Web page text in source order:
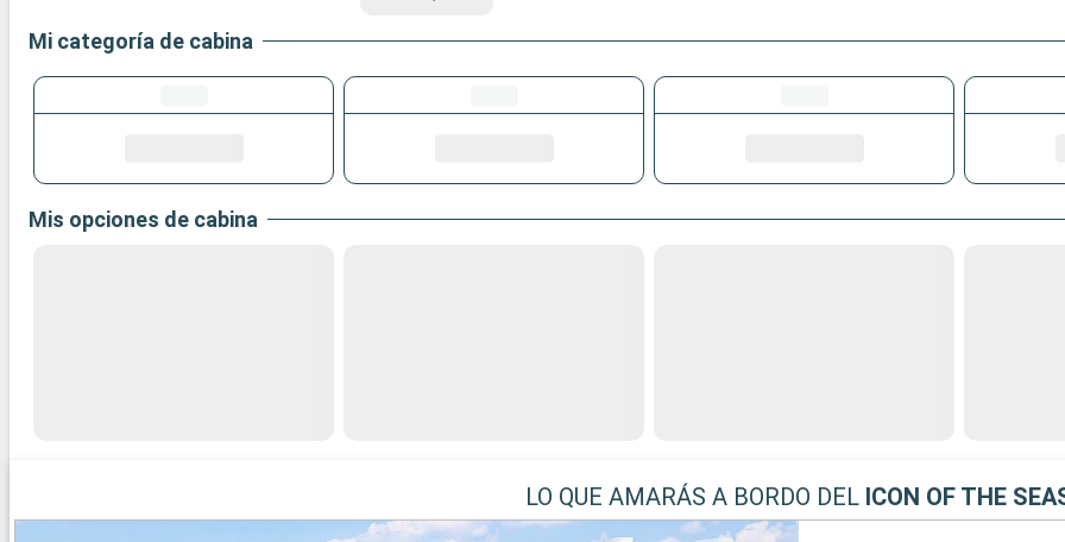
Mi categoría de cabina
Mis opciones de cabina
LO QUE AMARÁS A BORDO DEL ICON OF THE